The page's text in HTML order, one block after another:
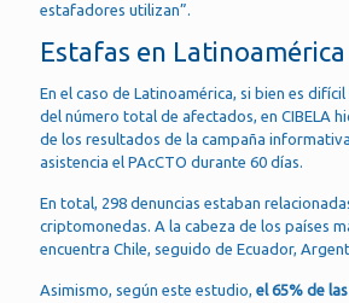
estafadores utilizan”.
Estafas en Latinoamérica
En el caso de Latinoamérica, si bien es
del número total de afectados, en CIBELA
de los resultados de la campaña
asistencia el PAcCTO durante 60 días.
En total, 298 denuncias estaban
criptomonedas. A la cabeza de los países
encuentra Chile, seguido de Ecuador,
Asimismo, según este estudio, el 65% de